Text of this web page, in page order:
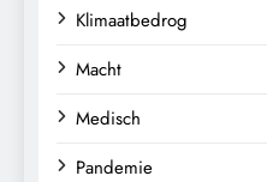
Klimaatbedrog
Macht
Medisch
Pandemie